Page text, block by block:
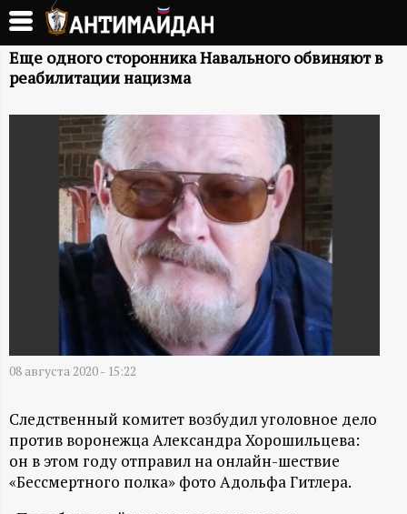
Перейти
основному
содержанию
А
Д
А
Н
-
Еще одного сторонника Навального обвиняют в
реабилитации нацизма
08 августа 2020 - 15:22
Следственный комитет возбудил уголовное дело
против воронежца Александра Хорошильцева:
он в этом году отправил на онлайн-шествие
«Бессмертного полка» фото Адольфа Гитлера.